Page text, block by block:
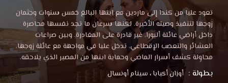
تعود عليا من كندا إلى ماردين مع ابنها البالغ خمس سنوات وجثمان
زوجها لتنفيذ وصيته الأخيرة. لكنها سرعان ما تجد نفسها محاصرة
داخل أراضي عائلة ألبورا، غير قادرة على المغادرة. وبين صراعات
العشائر والتعصب الإقطاعي، تدخل عليا في مواجهة مع عائلة زوجها،
محاوِلة كشف أسرار الماضي وحماية ابنها من المصير الذي يلاحقه.
بطولة : أوزان أكبابا ، سينام أونسال